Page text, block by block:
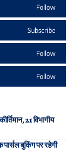
Follow
Subscribe
Follow
Follow
21 विभागीय
बुकिंग पर रहेगी